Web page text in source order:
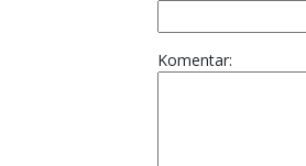
Komentar: